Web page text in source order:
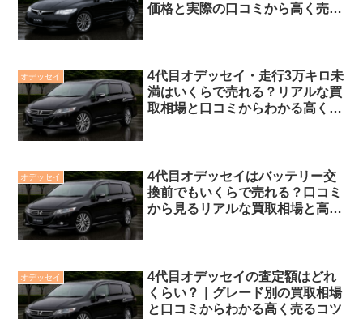
価格と実際の口コミから高く売る
オデッセイ
4代目オデッセイ・走行3万キロ未
満はいくらで売れる？リアルな買
取相場と口コミからわかる高く売
オデッセイ
4代目オデッセイはバッテリー交
換前でもいくらで売れる？口コミ
から見るリアルな買取相場と高く
オデッセイ
4代目オデッセイの査定額はどれ
くらい？｜グレード別の買取相場
と口コミからわかる高く売るコツ